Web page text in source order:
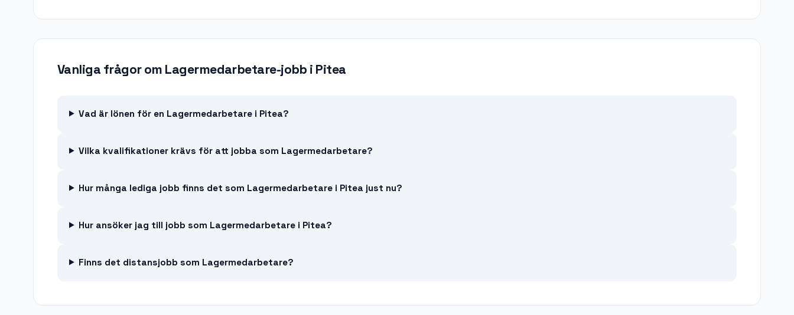
Vanliga frågor om Lagermedarbetare-jobb i Pitea
Vad är lönen för en Lagermedarbetare i Pitea?
Vilka kvalifikationer krävs för att jobba som Lagermedarbetare?
Hur många lediga jobb finns det som Lagermedarbetare i Pitea just nu?
Hur ansöker jag till jobb som Lagermedarbetare i Pitea?
Finns det distansjobb som Lagermedarbetare?